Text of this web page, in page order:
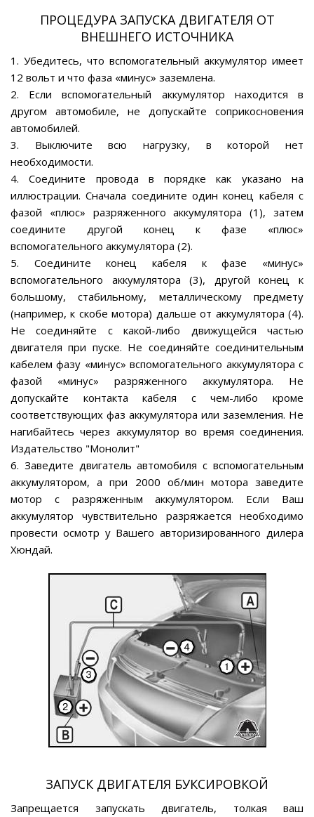
ПРОЦЕДУРА ЗАПУСКА ДВИГАТЕЛЯ ОТ
ВНЕШНЕГО ИСТОЧНИКА
1. Убедитесь, что вспомогательный аккумулятор имеет
12 вольт и что фаза «минус» заземлена.
2. Если вспомогательный аккумулятор находится в
другом автомобиле, не допускайте соприкосновения
автомобилей.
3. Выключите всю нагрузку, в которой нет
необходимости.
4. Соедините провода в порядке как указано на
иллюстрации. Сначала соедините один конец кабеля с
фазой «плюс» разряженного аккумулятора (1), затем
соедините другой конец к фазе «плюс»
вспомогательного аккумулятора (2).
5. Соедините конец кабеля к фазе «минус»
вспомогательного аккумулятора (3), другой конец к
большому, стабильному, металлическому предмету
(например, к скобе мотора) дальше от аккумулятора (4).
Не соединяйте с какой-либо движущейся частью
двигателя при пуске. Не соединяйте соединительным
кабелем фазу «минус» вспомогательного аккумулятора с
фазой «минус» разряженного аккумулятора. Не
допускайте контакта кабеля с чем-либо кроме
соответствующих фаз аккумулятора или заземления. Не
нагибайтесь через аккумулятор во время соединения.
Издательство "Монолит"
6. Заведите двигатель автомобиля с вспомогательным
аккумулятором, а при 2000 об/мин мотора заведите
мотор с разряженным аккумулятором. Если Ваш
аккумулятор чувствительно разряжается необходимо
провести осмотр у Вашего авторизированного дилера
Хюндай.
ЗАПУСК ДВИГАТЕЛЯ БУКСИРОВКОЙ
Запрещается запускать двигатель, толкая ваш